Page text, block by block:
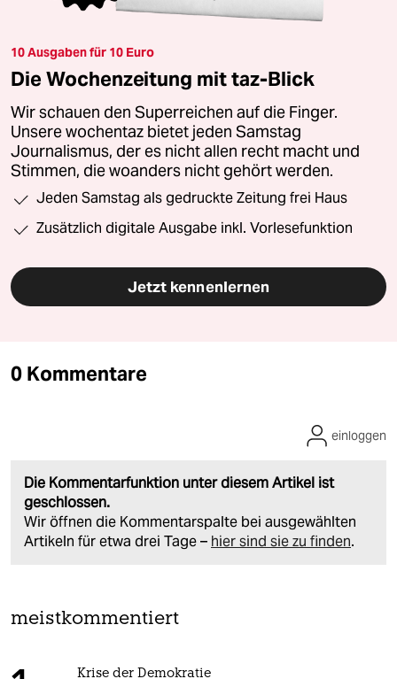
10 Ausgaben für 10 Euro
Die Wochenzeitung mit taz-Blick
Wir schauen den Superreichen auf die Finger.
Unsere wochentaz bietet jeden Samstag
Journalismus, der es nicht allen recht macht und
Stimmen, die woanders nicht gehört werden.
Jeden Samstag als gedruckte Zeitung frei Haus
Zusätzlich digitale Ausgabe inkl. Vorlesefunktion
Jetzt kennenlernen
0 Kommentare
Die Kommentarfunktion unter diesem Artikel ist
geschlossen.
Wir öffnen die Kommentarspalte bei ausgewählten
Artikeln für etwa drei Tage – hier sind sie zu finden.
einloggen
meistkommentiert
Krise der Demokratie